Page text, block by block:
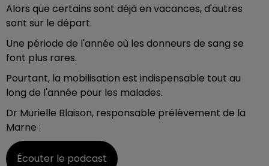
Alors que certains sont déjà en vacances, d'autres
sont sur le départ.
Une période de l'année où les donneurs de sang se
font plus rares.
Pourtant, la mobilisation est indispensable tout au
long de l'année pour les malades.
Dr Murielle Blaison, responsable prélèvement de la
Marne :
Écouter le podcast